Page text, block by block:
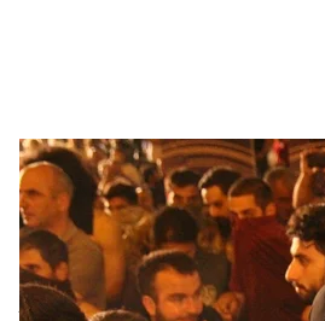
Во-первых, был отправлен в
визита Гаврилова в
визита российской
в следующем году
лет настаивает на такой